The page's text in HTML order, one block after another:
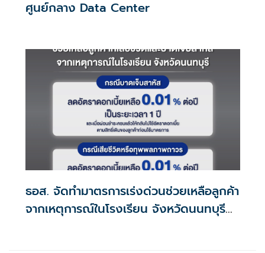
ศูนย์กลาง Data Center
ธอส. จัดทำมาตรการเร่งด่วนช่วยเหลือลูกค้า
จากเหตุการณ์ในโรงเรียน จังหวัดนนทบุรี